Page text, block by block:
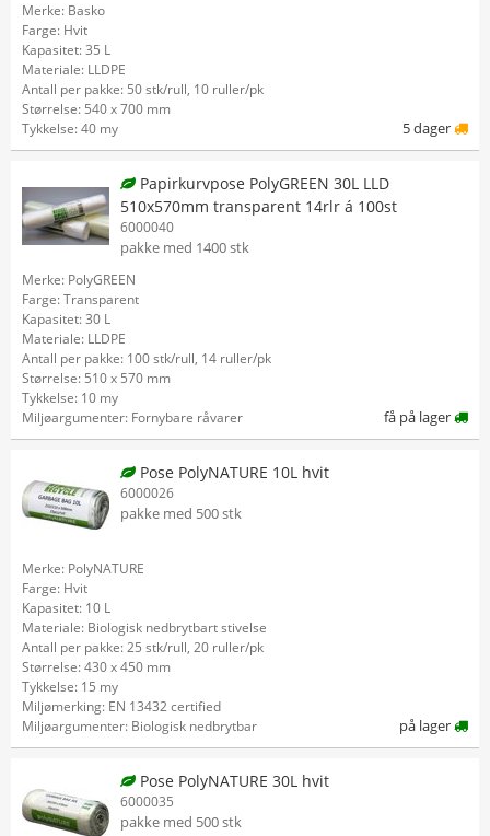
Merke: Basko
Farge: Hvit
Kapasitet: 35 L
Materiale: LLDPE
Antall per pakke: 50 stk/rull, 10 ruller/pk
Størrelse: 540 x 700 mm
Tykkelse: 40 my
5 dager
Papirkurvpose PolyGREEN 30L LLD
510x570mm transparent 14rlr á 100st
6000040
pakke med 1400 stk
Merke: PolyGREEN
Farge: Transparent
Kapasitet: 30 L
Materiale: LLDPE
Antall per pakke: 100 stk/rull, 14 ruller/pk
Størrelse: 510 x 570 mm
Tykkelse: 10 my
Miljøargumenter: Fornybare råvarer
få på lager
Pose PolyNATURE 10L hvit
6000026
pakke med 500 stk
Merke: PolyNATURE
Farge: Hvit
Kapasitet: 10 L
Materiale: Biologisk nedbrytbart stivelse
Antall per pakke: 25 stk/rull, 20 ruller/pk
Størrelse: 430 x 450 mm
Tykkelse: 15 my
Miljømerking: EN 13432 certified
Miljøargumenter: Biologisk nedbrytbar
på lager
Pose PolyNATURE 30L hvit
6000035
pakke med 500 stk